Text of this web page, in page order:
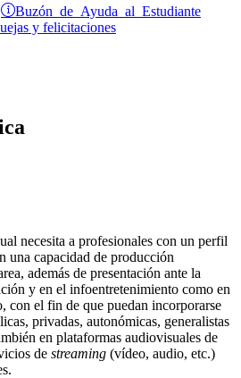
Buzón de Ayuda al Estudiante
y felicitaciones
necesita a profesionales con un perfil
una capacidad de producción
además de presentación ante la
y en el infoentretenimiento como en
con el fin de que puedan incorporarse
privadas, autonómicas, generalistas
en plataformas audiovisuales de
de streaming (vídeo, audio, etc.)